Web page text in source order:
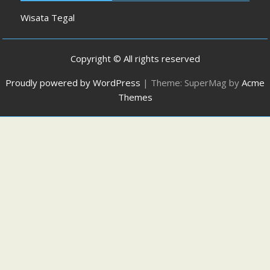
Wisata Tegal
Copyright © All rights reserved
Proudly powered by WordPress | Theme: SuperMag by Acme
Themes